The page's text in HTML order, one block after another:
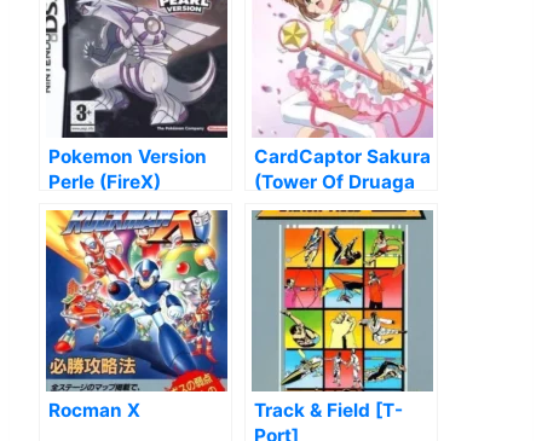
Pokemon Version
Perle (FireX)
CardCaptor Sakura
(Tower Of Druaga
Hack)
Rocman X
Track & Field [T-
Port]